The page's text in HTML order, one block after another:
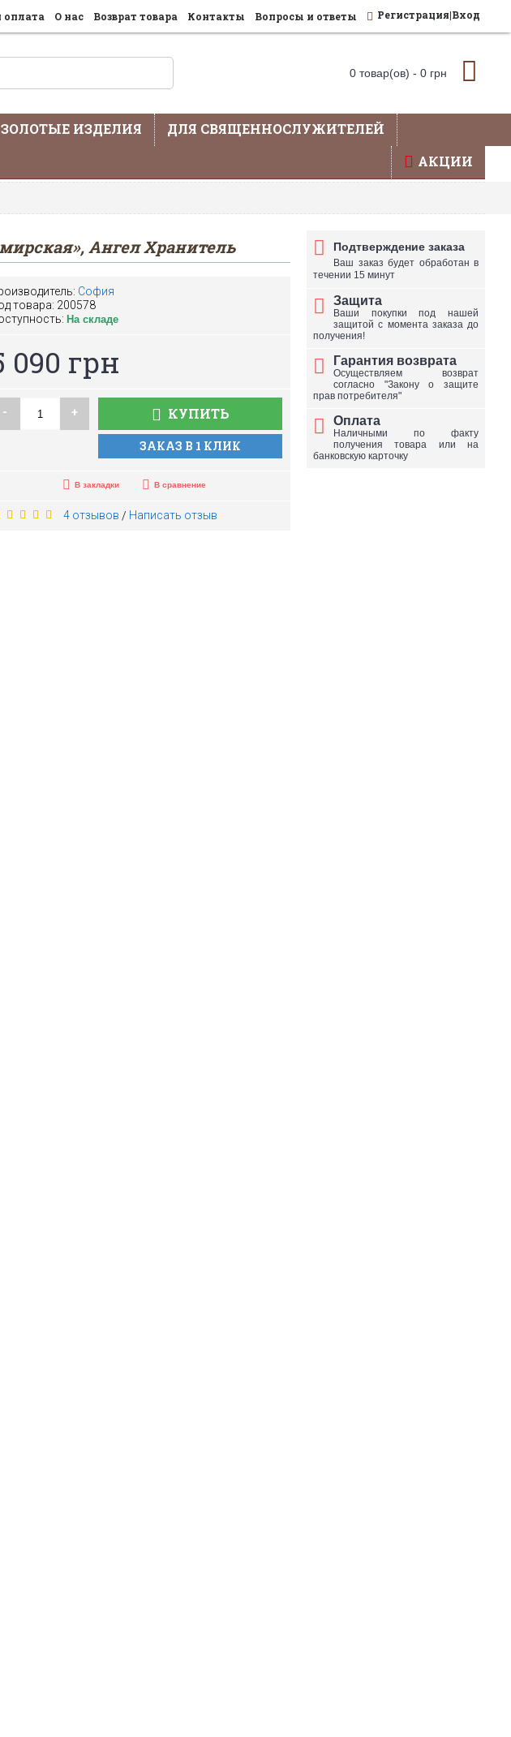
оплата О нас Возврат товара Контакты Вопросы и ответы Регистрация|Вход
0 товар(ов) - 0 грн
ЗОЛОТЫЕ ИЗДЕЛИЯ
ДЛЯ СВЯЩЕННОСЛУЖИТЕЛЕЙ
АКЦИИ
На сайте представлена не вся продукция - уточняйте по телефону
Подтверждение заказа
Ваш заказ будет обработан в
течении 15 минут
Защита
Ваши покупки под нашей
защитой с момента заказа до
получения!
Гарантия возврата
Осуществляем возврат
согласно "Закону о защите
прав потребителя"
Оплата
Наличными по факту
получения товара или на
банковскую карточку
Ангел Хранитель
София
товара: 200578
На складе
090 грн
- + КУПИТЬ
ЗАКАЗ В 1 КЛИК
В закладки В сравнение
4 отзывов / Написать отзыв